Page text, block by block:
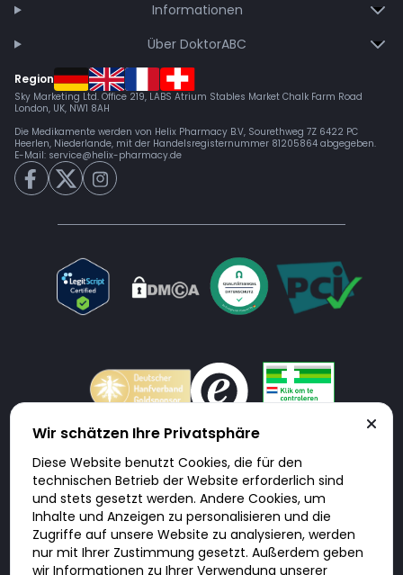
Informationen
Über DoktorABC
Region
Sky Marketing Ltd. Office 219, LABS Atrium Stables Market Chalk Farm Road
London, UK, NW1 8AH
Die Medikamente werden von Helix Pharmacy B.V, Sourethweg 7Z 6422 PC
Heerlen, Niederlande, mit der Handelsregisternummer 81205864 abgegeben.
E-Mail: service@helix-pharmacy.de
Doktorabc.com ist eine Vermittlungsplattform. Doktorabc ist ausdrücklich
keine Internetapotheke. Doktorabc bietet keine Medikamente oder
sonstige Produkte an oder liefert diese. Jegliche Informationen zu
Produkten, Medikamenten und Preisen auf der Internetseite beinhalten
kein Angebot von Doktorabc an Sie. Für die Einhaltung der in Ihrem Land
geltenden Gesetze und sonstigen Rechtsvorschriften sind Sie als Nutzer
selbst verantwortlich. Die Nutzung unseres Services auf Doktorabc durch
Sie erfolgt auf eigenes Risiko und in eigener Verantwortung. Sie erklären,
diese Internetseite aus eigener Initiative zu besuchen und zu nutzen.
Wir schätzen Ihre Privatsphäre
Diese Website benutzt Cookies, die für den
technischen Betrieb der Website erforderlich sind
und stets gesetzt werden. Andere Cookies, um
Inhalte und Anzeigen zu personalisieren und die
Zugriffe auf unsere Website zu analysieren, werden
nur mit Ihrer Zustimmung gesetzt. Außerdem geben
wir Informationen zu Ihrer Verwendung unserer